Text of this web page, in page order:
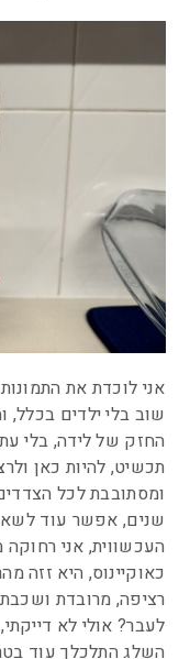
אני לוכדת את
שוב בלי ילדים
החזק של לידה, בלי
תכשיט, להיות כאן
ומסתובבת לכל
שנים, אפשר עוד
העכשווית, אני
כאוקיינוס, היא זזה
רציפה, מרובדת
לעבר? אולי לא
השלג התלכלך עוד